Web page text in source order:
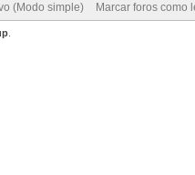
(Modo simple) Marcar foros como